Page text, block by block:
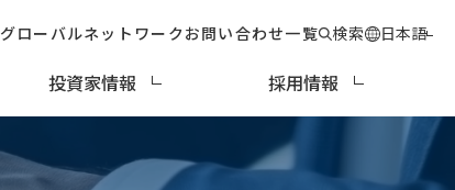
投資家情報 採用情報
グローバルネットワークお問い合わせ一覧 検索 日本語